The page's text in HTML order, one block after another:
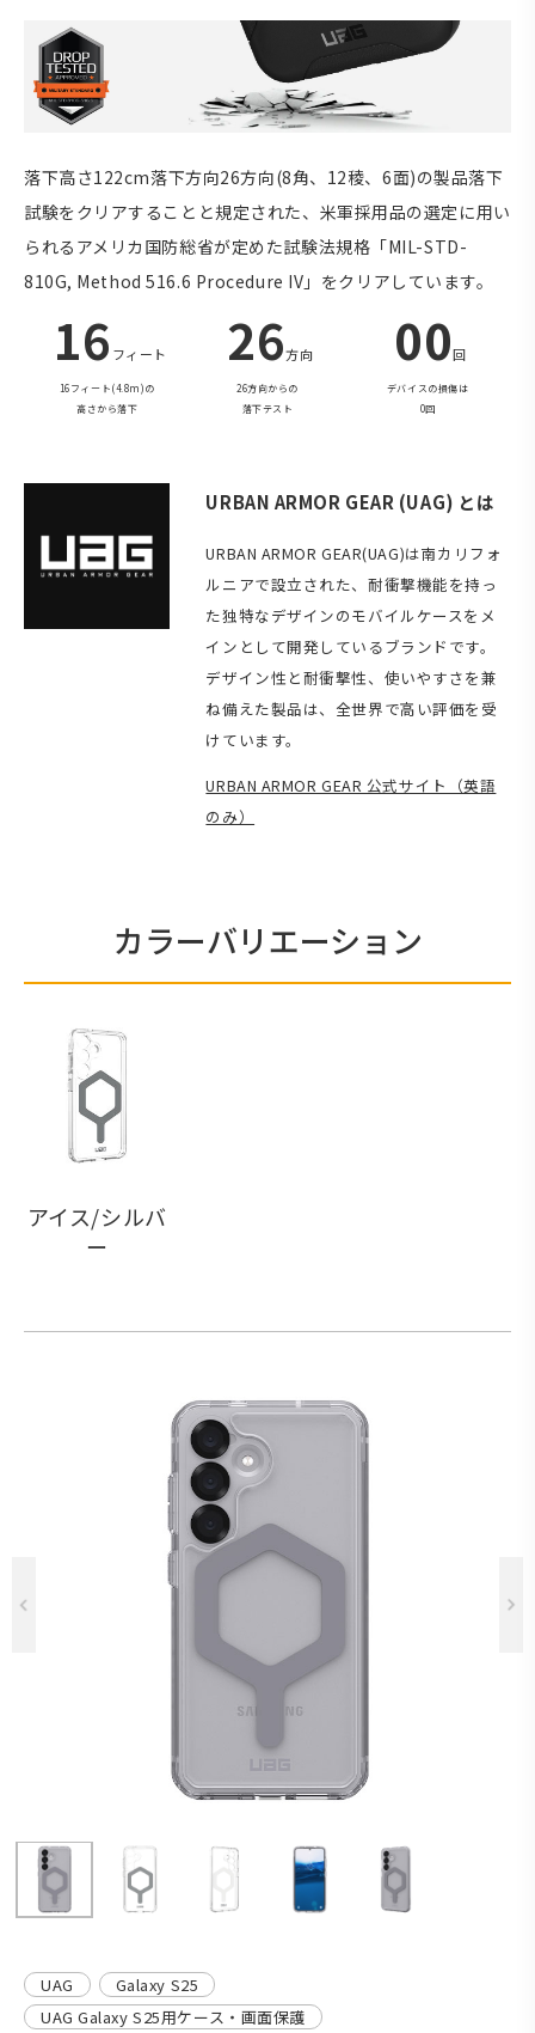
落下高さ122cm落下方向26方向(8角、12稜、6面)の製品落下
試験をクリアすることと規定された、米軍採用品の選定に用い
られるアメリカ国防総省が定めた試験法規格「MIL-STD-
810G, Method 516.6 Procedure IV」をクリアしています。
16 フィート
16フィート(4.8m)の
高さから落下
26方向
26方向からの
落下テスト
00回
デバイスの損傷は
0回
URBAN ARMOR GEAR (UAG) とは
URBAN ARMOR GEAR(UAG)は南カリフォ
ルニアで設立された、耐衝撃機能を持っ
た独特なデザインのモバイルケースをメ
インとして開発しているブランドです。
デザイン性と耐衝撃性、使いやすさを兼
ね備えた製品は、全世界で高い評価を受
けています。
URBAN ARMOR GEAR 公式サイト（英語
のみ）
カラーバリエーション
アイス/シルバ
ー
UAG
Galaxy S25
UAG Galaxy S25用ケース・画面保護